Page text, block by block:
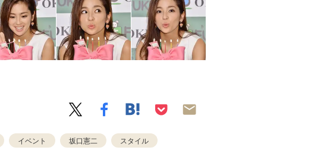
イベント 坂口憲二 スタイル